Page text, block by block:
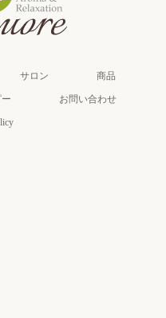
サロン 商品
お問い合わせ